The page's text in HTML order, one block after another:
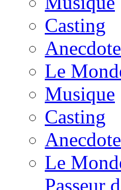
Casting
Le
Musique
Casting
Le
Passeur